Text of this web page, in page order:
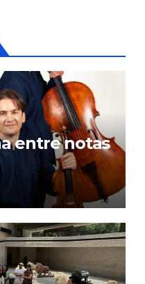
entre notas